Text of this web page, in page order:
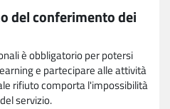
del conferimento dei
è obbligatorio per potersi
e partecipare alle attività
rifiuto comporta l'impossibilità
servizio.